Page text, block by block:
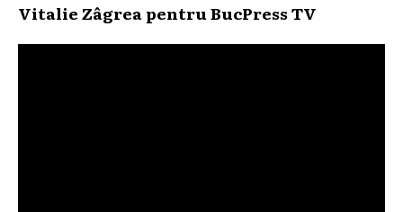
Vitalie Zâgrea pentru BucPress TV